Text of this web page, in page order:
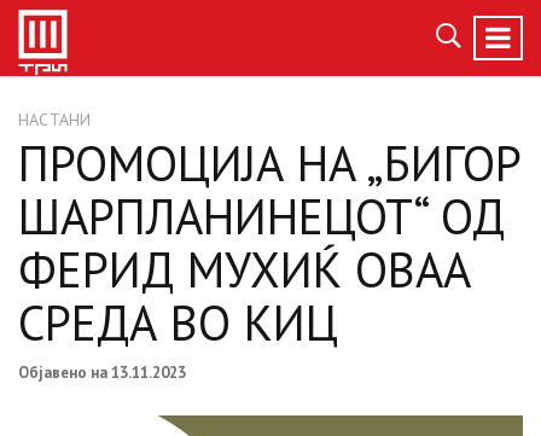
НАСТАНИ
ПРОМОЦИЈА НА „БИГОР
ШАРПЛАНИНЕЦОТ“ ОД
ФЕРИД МУХИЌ ОВАА
СРЕДА ВО КИЦ
Објавено на 13.11.2023